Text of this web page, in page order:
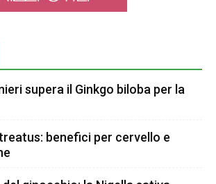
supera il Ginkgo biloba per la
benefici per cervello e